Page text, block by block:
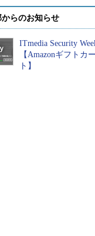
らのお知らせ
ITmedia Security
【Amazonギフトカ
ト】